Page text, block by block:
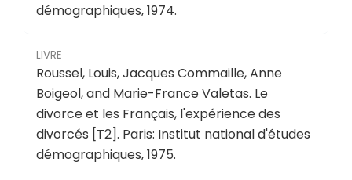
démographiques, 1974.
LIVRE
Roussel, Louis, Jacques Commaille, Anne
Boigeol, and Marie-France Valetas. Le
divorce et les Français, l'expérience des
divorcés [T2]. Paris: Institut national d'études
démographiques, 1975.